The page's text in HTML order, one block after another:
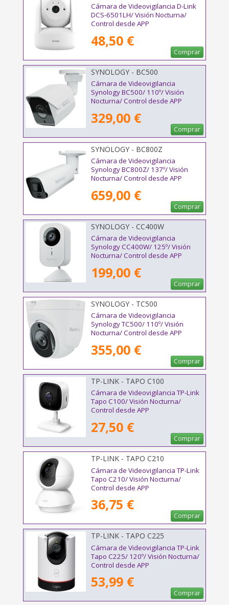
Cámara de Videovigilancia D-Link
DCS-6501LH/ Visión Nocturna/
Control desde APP
48,50 €
Comprar
SYNOLOGY - BC500
Cámara de Videovigilancia
Synology BC500/ 110º/ Visión
Nocturna/ Control desde APP
329,00 €
Comprar
SYNOLOGY - BC800Z
Cámara de Videovigilancia
Synology BC800Z/ 137º/ Visión
Nocturna/ Control desde APP
659,00 €
Comprar
SYNOLOGY - CC400W
Cámara de Videovigilancia
Synology CC400W/ 125º/ Visión
Nocturna/ Control desde APP
199,00 €
Comprar
SYNOLOGY - TC500
Cámara de Videovigilancia
Synology TC500/ 110º/ Visión
Nocturna/ Control desde APP
355,00 €
Comprar
TP-LINK - TAPO C100
Cámara de Videovigilancia TP-Link
Tapo C100/ Visión Nocturna/
Control desde APP
27,50 €
Comprar
TP-LINK - TAPO C210
Cámara de Videovigilancia TP-Link
Tapo C210/ Visión Nocturna/
Control desde APP
36,75 €
Comprar
TP-LINK - TAPO C225
Cámara de Videovigilancia TP-Link
Tapo C225/ 120º/ Visión Nocturna/
Control desde APP
53,99 €
Comprar